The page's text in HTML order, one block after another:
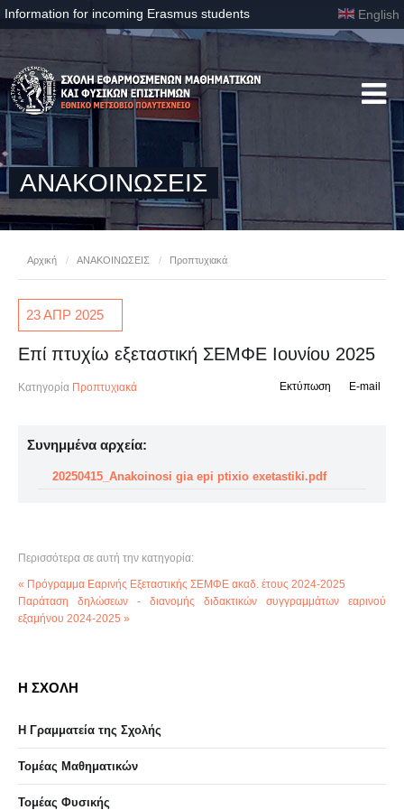
Information for incoming Erasmus students English
ΑΝΑΚΟΙΝΩΣΕΙΣ
Αρχική / ΑΝΑΚΟΙΝΩΣΕΙΣ / Προπτυχιακά
23 ΑΠΡ 2025
Επί πτυχίω εξεταστική ΣΕΜΦΕ Ιουνίου 2025
Κατηγορία Προπτυχιακά E-mail
Εκτύπωση
Συνημμένα αρχεία:
20250415_Anakoinosi gia epi ptixio exetastiki.pdf
Περισσότερα σε αυτή την κατηγορία:
« Πρόγραμμα Εαρινής Εξεταστικής ΣΕΜΦΕ ακαδ. έτους 2024-2025
Παράταση δηλώσεων - διανομής διδακτικών συγγραμμάτων εαρινού
εξαμήνου 2024-2025 »
Η ΣΧΟΛΗ
Η Γραμματεία της Σχολής
Τομέας Μαθηματικών
Τομέας Φυσικής